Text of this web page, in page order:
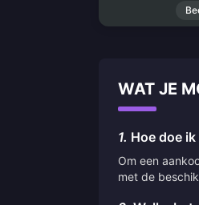
WAT JE
1. Hoe doe
Om een
met de